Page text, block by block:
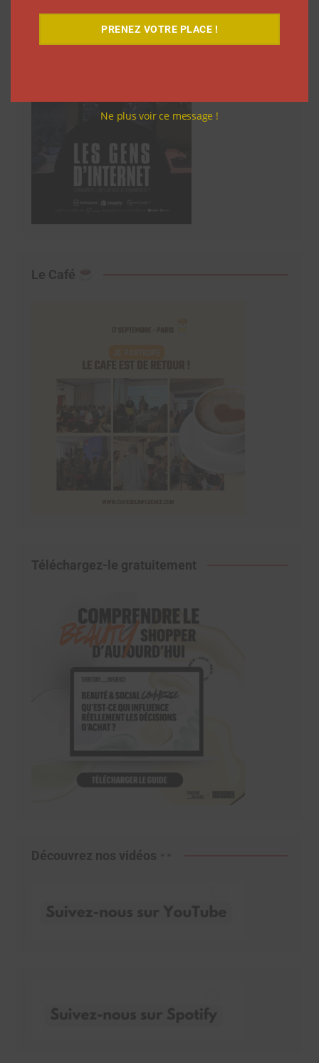
Le Café
Téléchargez-le gratuitement
Découvrez nos vidéos
PRENEZ VOTRE PLACE !
Ne plus voir ce message !